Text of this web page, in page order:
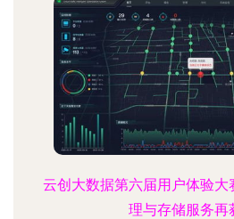
云创大数据第六届用户体验大
理与存储服务再